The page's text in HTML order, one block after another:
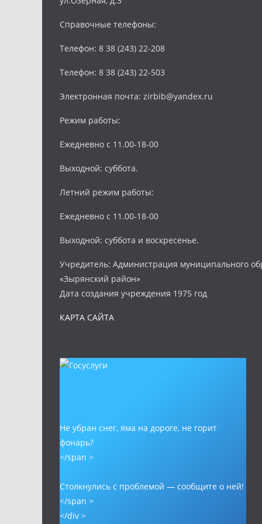
Справочные телефоны:
Телефон: 8 38 (243) 22-208
Телефон: 8 38 (243) 22-503
Электронная почта: zirbib@yandex.ru
Режим работы:
Ежедневно с 11.00-18-00
Выходной: суббота.
Летний режим работы:
Ежедневно с 11.00-18-00
Выходной: суббота и воскресенье.
Учредитель: Администрация муниципального
«Зырянский район»
Дата создания учреждения 1975 год
КАРТА САЙТА
Не убран снег, яма на дороге, не горит
фонарь?
</span >
Столкнулись с проблемой — сообщите о ней!
</span >
</div >